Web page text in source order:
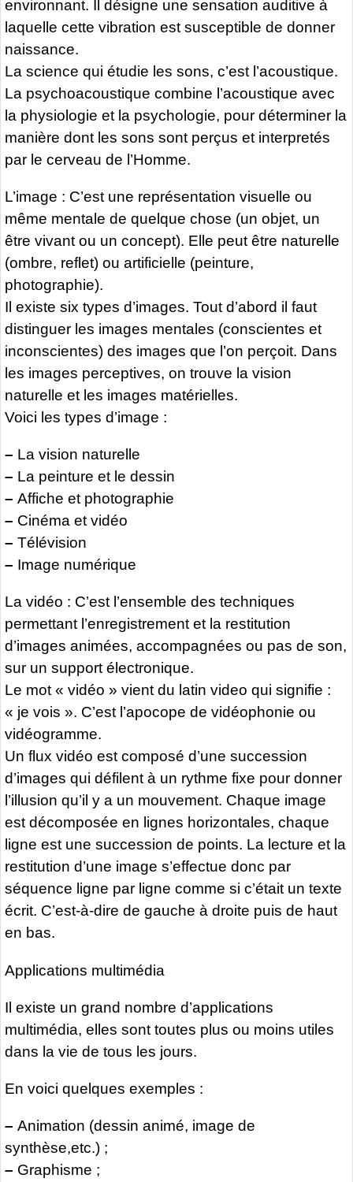
environnant. Il désigne une sensation auditive à
laquelle cette vibration est susceptible de donner
naissance.
La science qui étudie les sons, c’est l’acoustique.
La psychoacoustique combine l’acoustique avec
la physiologie et la psychologie, pour déterminer la
manière dont les sons sont perçus et interpretés
par le cerveau de l’Homme.
L’image : C’est une représentation visuelle ou
même mentale de quelque chose (un objet, un
être vivant ou un concept). Elle peut être naturelle
(ombre, reflet) ou artificielle (peinture,
photographie).
Il existe six types d’images. Tout d’abord il faut
distinguer les images mentales (conscientes et
inconscientes) des images que l’on perçoit. Dans
les images perceptives, on trouve la vision
naturelle et les images matérielles.
Voici les types d’image :
– La vision naturelle
– La peinture et le dessin
– Affiche et photographie
– Cinéma et vidéo
– Télévision
– Image numérique
La vidéo : C’est l’ensemble des techniques
permettant l’enregistrement et la restitution
d’images animées, accompagnées ou pas de son,
sur un support électronique.
Le mot « vidéo » vient du latin video qui signifie :
« je vois ». C’est l’apocope de vidéophonie ou
vidéogramme.
Un flux vidéo est composé d’une succession
d’images qui défilent à un rythme fixe pour donner
l’illusion qu’il y a un mouvement. Chaque image
est décomposée en lignes horizontales, chaque
ligne est une succession de points. La lecture et la
restitution d’une image s’effectue donc par
séquence ligne par ligne comme si c’était un texte
écrit. C’est-à-dire de gauche à droite puis de haut
en bas.
Applications multimédia
Il existe un grand nombre d’applications
multimédia, elles sont toutes plus ou moins utiles
dans la vie de tous les jours.
En voici quelques exemples :
– Animation (dessin animé, image de
synthèse,etc.) ;
– Graphisme ;